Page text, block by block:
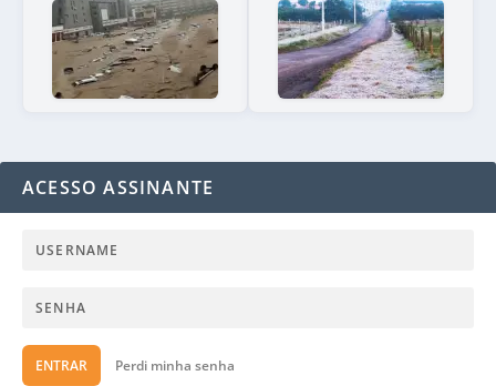
ACESSO ASSINANTE
ENTRAR Perdi minha senha